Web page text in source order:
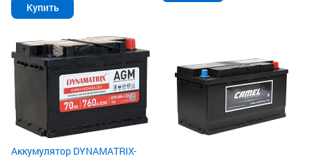
Купить
Аккумулятор DYNAMATRIX-